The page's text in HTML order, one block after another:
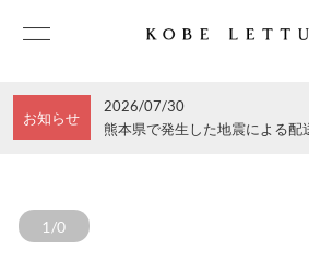
お知らせ
2026/07/30
熊本県で発生した地震による配
1/0